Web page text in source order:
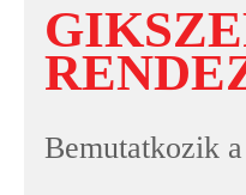
Bemutatkozik